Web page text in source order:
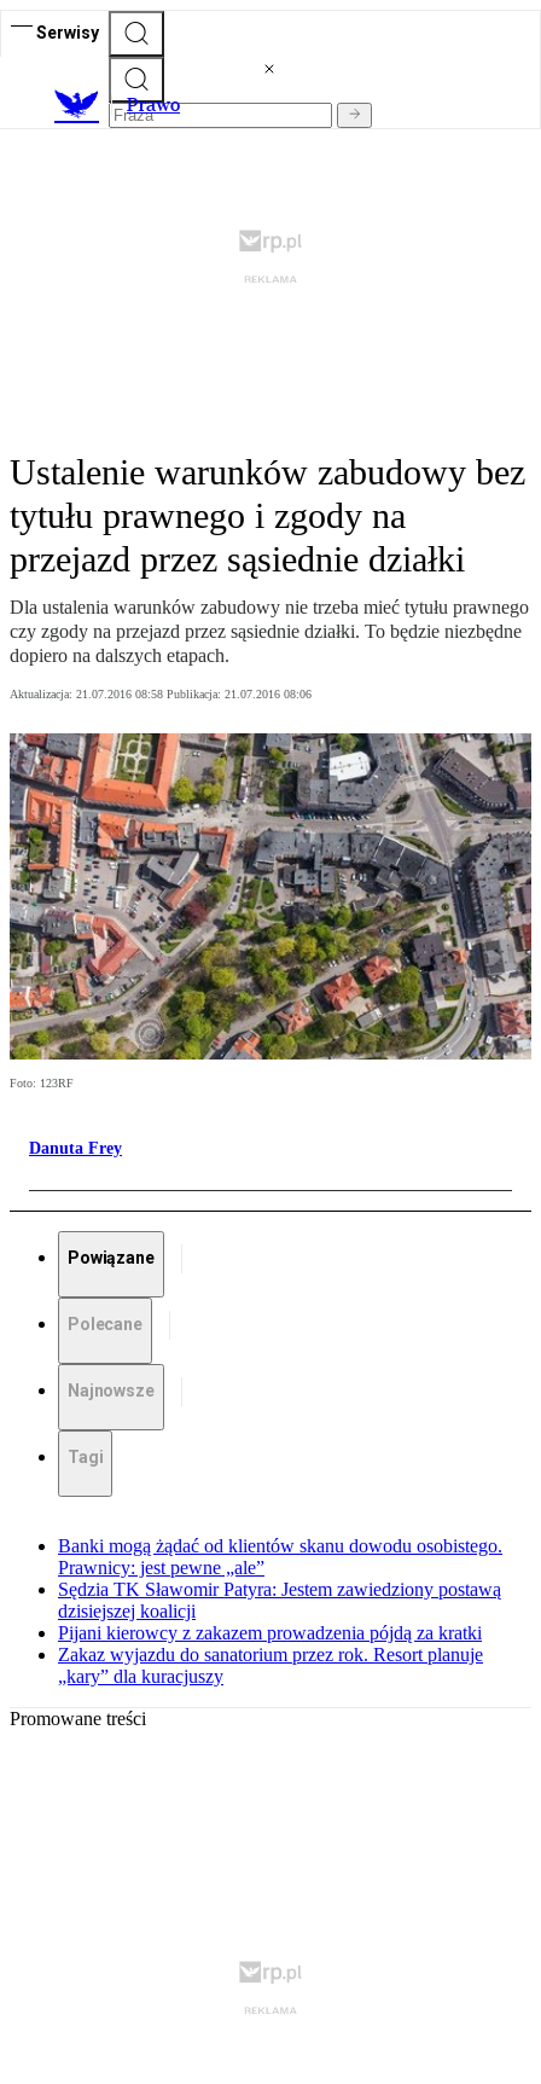
Serwisy
Prawo
Ustalenie warunków zabudowy bez
tytułu prawnego i zgody na
przejazd przez sąsiednie działki
Dla ustalenia warunków zabudowy nie trzeba mieć tytułu prawnego
czy zgody na przejazd przez sąsiednie działki. To będzie niezbędne
dopiero na dalszych etapach.
Aktualizacja: 21.07.2016 08:58 Publikacja: 21.07.2016 08:06
Foto: 123RF
Danuta Frey
Powiązane
Polecane
Najnowsze
Tagi
Banki mogą żądać od klientów skanu dowodu osobistego.
Prawnicy: jest pewne „ale”
Sędzia TK Sławomir Patyra: Jestem zawiedziony postawą
dzisiejszej koalicji
Pijani kierowcy z zakazem prowadzenia pójdą za kratki
Zakaz wyjazdu do sanatorium przez rok. Resort planuje
„kary” dla kuracjuszy
Promowane treści